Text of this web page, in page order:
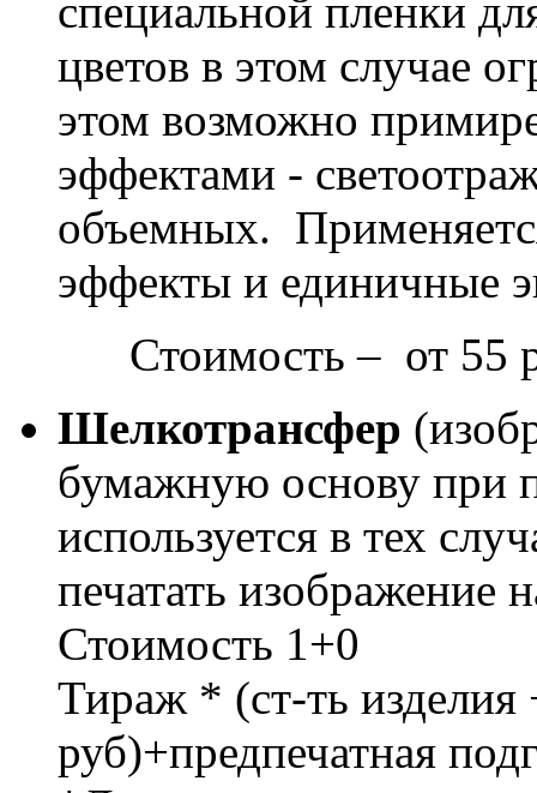
специальной пленки
цветов в этом случае
этом возможно
эффектами -
объемных.
эффекты и единичные
Стоимость – от 55
Шелкотрансфер
бумажную основу при
используется в тех
печатать изображение
Стоимость 1+0
Тираж * (ст-ть изделия
руб)+предпечатная